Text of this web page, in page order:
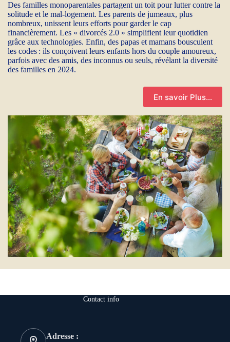
Des familles monoparentales partagent un toit pour lutter contre la
solitude et le mal-logement. Les parents de jumeaux, plus
nombreux, unissent leurs efforts pour garder le cap
financièrement. Les « divorcés 2.0 » simplifient leur quotidien
grâce aux technologies. Enfin, des papas et mamans bousculent
les codes : ils conçoivent leurs enfants hors du couple amoureux,
parfois avec des amis, des inconnus ou seuls, révélant la diversité
des familles en 2024.
En savoir Plus…
Contact info
Adresse :